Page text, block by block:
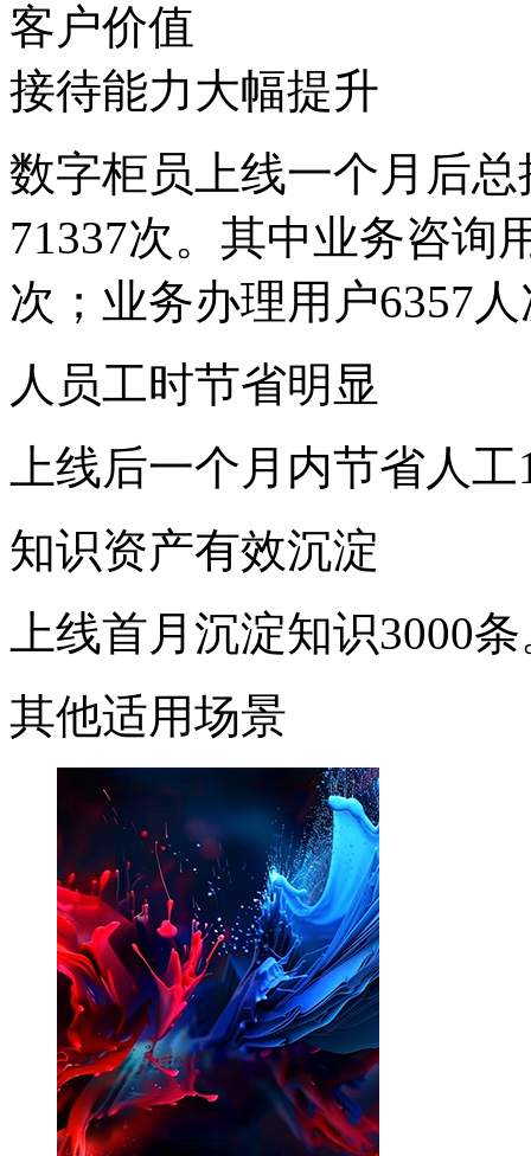
客户价值
接待能力大幅提升
数字柜员上线一个月后总
71337次。其中业务咨询用
次；业务办理用户6357人
人员工时节省明显
上线后一个月内节省人
知识资产有效沉淀
上线首月沉淀知识3000
其他适用场景